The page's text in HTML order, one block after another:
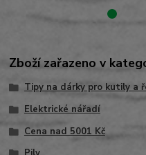
Zboží zařazeno v
Tipy na dárky pro kutily a
Elektrické nářadí
Cena nad 5001 Kč